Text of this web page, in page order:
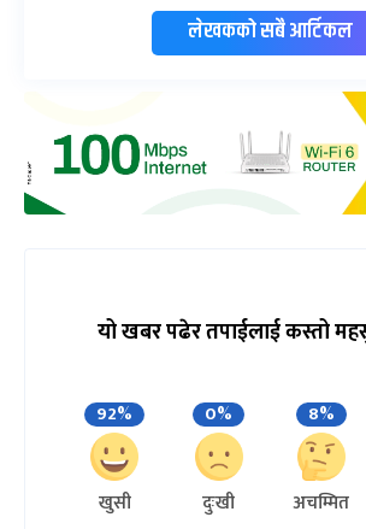
लेखकको सबै आर्टिकल
यो खबर पढेर तपाईलाई कस्तो
92%
खुसी
0%
दुःखी
8%
अचम्मित